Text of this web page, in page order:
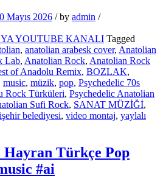
Mayıs 2026 /by admin /
YOUTUBE KANALI Tagged
, anatolian arabesk cover, Anatolian
Lab, Anatolian Rock, Anatolian Rock
of Anadolu Remix, BOZLAK,
music, müzik, pop, Psychedelic 70s
Rock Türküleri, Psychedelic Anatolian
Sufi Rock, SANAT MÜZİĞİ,
belediyesi, video montaj, yaylalı
Oynar
Hayran Türkçe Pop
#ai